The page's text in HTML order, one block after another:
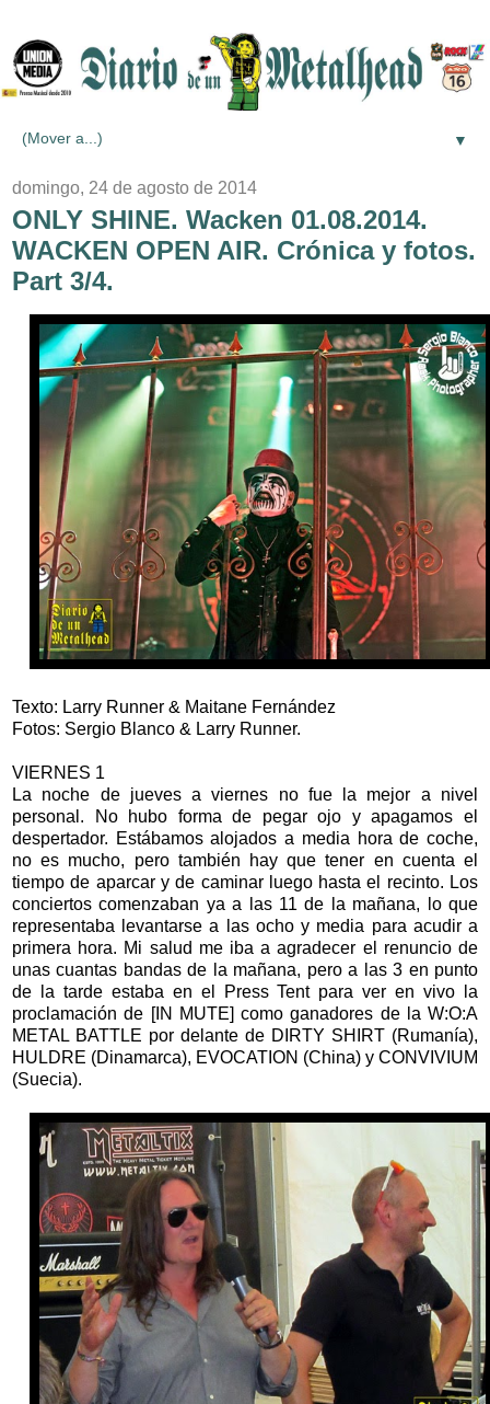
▼
domingo, 24 de agosto de 2014
ONLY SHINE. Wacken 01.08.2014.
WACKEN OPEN AIR. Crónica y fotos.
Part 3/4.
Texto: Larry Runner & Maitane Fernández
Fotos: Sergio Blanco & Larry Runner.
VIERNES 1
La noche de jueves a viernes no fue la mejor a nivel
personal. No hubo forma de pegar ojo y apagamos el
despertador. Estábamos alojados a media hora de coche,
no es mucho, pero también hay que tener en cuenta el
tiempo de aparcar y de caminar luego hasta el recinto. Los
conciertos comenzaban ya a las 11 de la mañana, lo que
representaba levantarse a las ocho y media para acudir a
primera hora. Mi salud me iba a agradecer el renuncio de
unas cuantas bandas de la mañana, pero a las 3 en punto
de la tarde estaba en el Press Tent para ver en vivo la
proclamación de [IN MUTE] como ganadores de la W:O:A
METAL BATTLE por delante de DIRTY SHIRT (Rumanía),
HULDRE (Dinamarca), EVOCATION (China) y CONVIVIUM
(Suecia).